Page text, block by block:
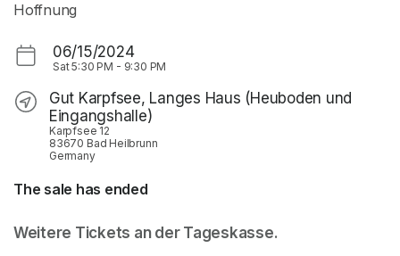
Hoffnung
06/15/2024
Sat5:30 PM - 9:30 PM
Gut Karpfsee, Langes Haus (Heuboden und
Eingangshalle)
Karpfsee 12
83670 Bad Heilbrunn
Germany
The sale has ended
Weitere Tickets an der Tageskasse.